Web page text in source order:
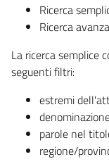
Ricerca
Ricerca
La ricerca semplice
seguenti filtri:
estremi
parole nel
regione/